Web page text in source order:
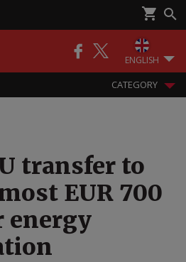
ENGLISH
CATEGORY
transfer to
EUR 700